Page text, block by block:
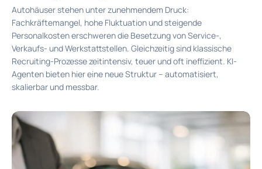
Autohäuser stehen unter zunehmendem Druck:
Fachkräftemangel, hohe Fluktuation und steigende
Personalkosten erschweren die Besetzung von Service-,
Verkaufs- und Werkstattstellen. Gleichzeitig sind klassische
Recruiting-Prozesse zeitintensiv, teuer und oft ineffizient. KI-
Agenten bieten hier eine neue Struktur – automatisiert,
skalierbar und messbar.